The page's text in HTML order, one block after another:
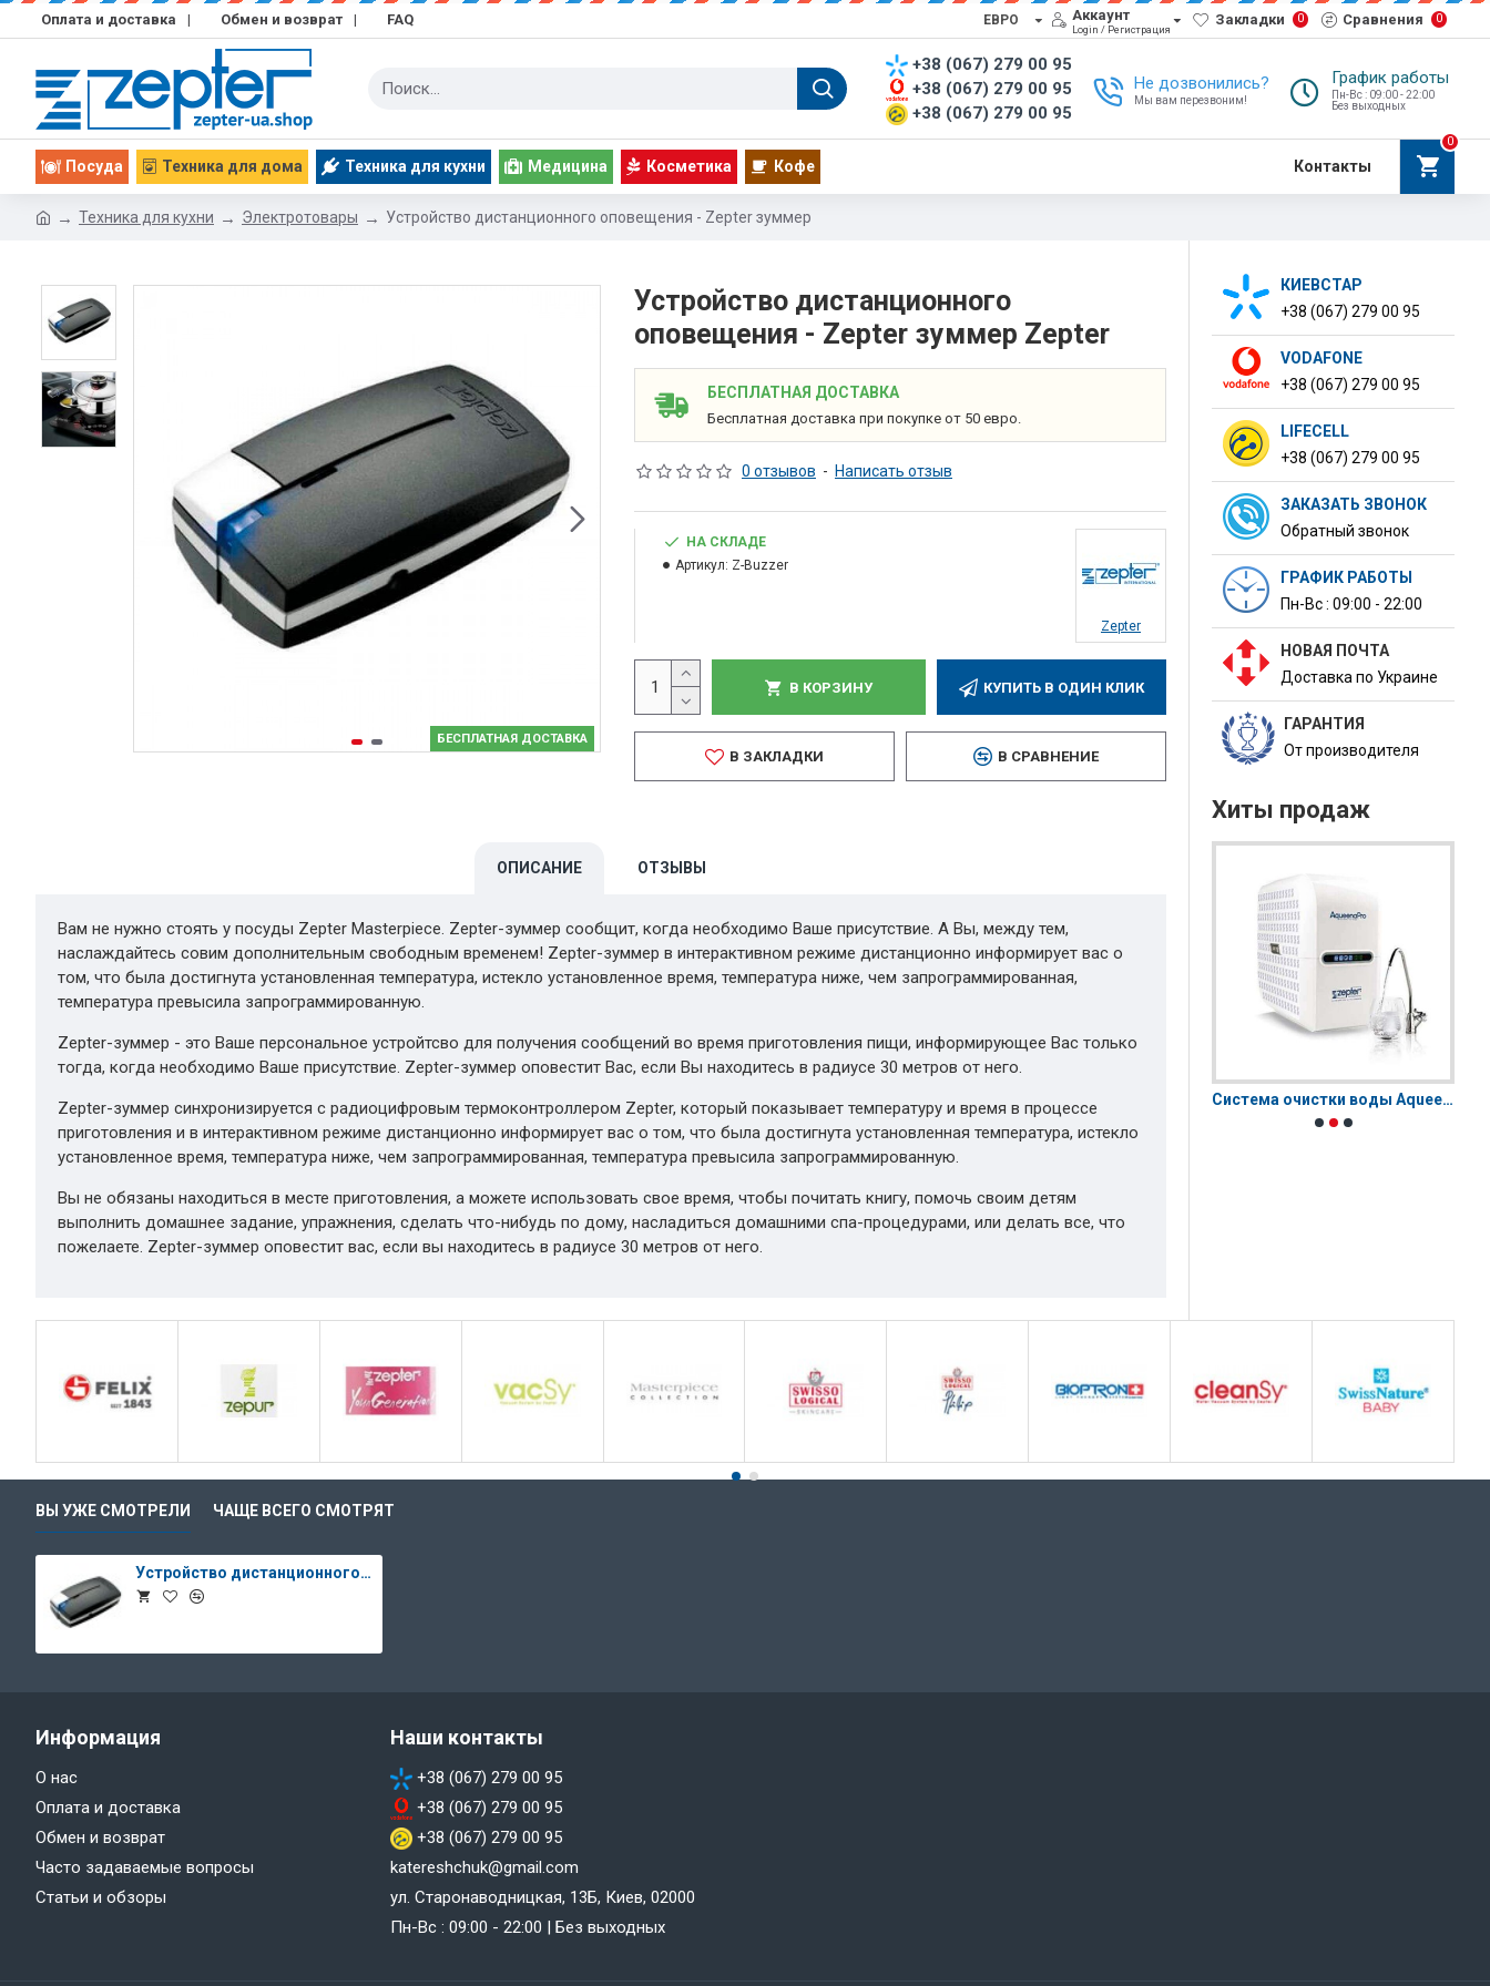
Оплата и доставка | Обмен и возврат | FAQ ЕВРО Аккаунт
Login / Регистрация
Закладки 0 Сравнения 0
+38 (067) 279 00 95
+38 (067) 279 00 95
+38 (067) 279 00 95
Не дозвонились?
Мы вам перезвоним!
График работы
Пн-Вс : 09:00 - 22:00
Без выходных
Посуда Техника для дома Техника для кухни Медицина Косметика Кофе Контакты
0
Техника для кухни Электротовары Устройство дистанционного оповещения - Zepter зуммер
БЕСПЛАТНАЯ ДОСТАВКА
Устройство дистанционного
оповещения - Zepter зуммер Zepter
БЕСПЛАТНАЯ ДОСТАВКА
Бесплатная доставка при покупке от 50 евро.
0 отзывов - Написать отзыв
НА СКЛАДЕ
Артикул: Z-Buzzer
Zepter
В КОРЗИНУ КУПИТЬ В ОДИН КЛИК
В ЗАКЛАДКИ В СРАВНЕНИЕ
ОПИСАНИЕ ОТЗЫВЫ
Вам не нужно стоять у посуды Zepter Masterpiece. Zepter-зуммер сообщит, когда необходимо Ваше присутствие. А Вы, между тем,
наслаждайтесь совим дополнительным свободным временем! Zepter-зуммер в интерактивном режиме дистанционно информирует вас о
том, что была достигнута установленная температура, истекло установленное время, температура ниже, чем запрограммированная,
температура превысила запрограммированную.
Zepter-зуммер - это Ваше персональное устройтсво для получения сообщений во время приготовления пищи, информирующее Вас только
тогда, когда необходимо Ваше присутствие. Zepter-зуммер оповестит Вас, если Вы находитесь в радиусе 30 метров от него.
Zepter-зуммер синхронизируется с радиоцифровым термоконтроллером Zepter, который показывает температуру и время в процессе
приготовления и в интерактивном режиме дистанционно информирует вас о том, что была достигнута установленная температура, истекло
установленное время, температура ниже, чем запрограммированная, температура превысила запрограммированную.
Вы не обязаны находиться в месте приготовления, а можете использовать свое время, чтобы почитать книгу, помочь своим детям
выполнить домашнее задание, упражнения, сделать что-нибудь по дому, насладиться домашними спа-процедурами, или делать все, что
пожелаете. Zepter-зуммер оповестит вас, если вы находитесь в радиусе 30 метров от него.
КИЕВСТАР
+38 (067) 279 00 95
VODAFONE
+38 (067) 279 00 95
LIFECELL
+38 (067) 279 00 95
ЗАКАЗАТЬ ЗВОНОК
Обратный звонок
ГРАФИК РАБОТЫ
Пн-Вс : 09:00 - 22:00
НОВАЯ ПОЧТА
Доставка по Украине
ГАРАНТИЯ
От производителя
Хиты продаж
Система очистки воды Aqueena PRO
ВЫ УЖЕ СМОТРЕЛИ ЧАЩЕ ВСЕГО СМОТРЯТ
Устройство дистанционного оповещения - Zepter зуммер
Информация
О нас
Оплата и доставка
Обмен и возврат
Часто задаваемые вопросы
Статьи и обзоры
Наши контакты
+38 (067) 279 00 95
+38 (067) 279 00 95
+38 (067) 279 00 95
katereshchuk@gmail.com
ул. Старонаводницкая, 13Б, Киев, 02000
Пн-Вс : 09:00 - 22:00 | Без выходных